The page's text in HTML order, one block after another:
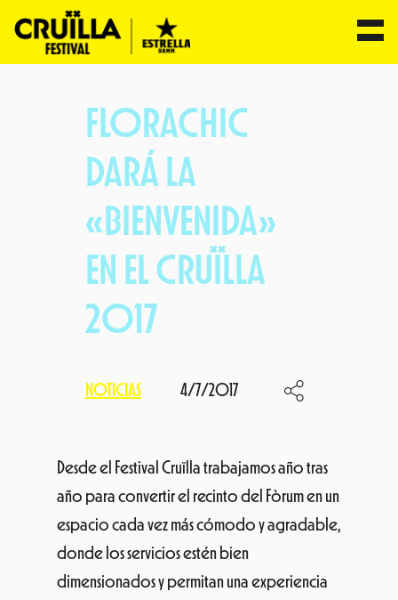
FLORACHIC
DARÁ LA
«BIENVENIDA»
EN EL CRUÏLLA
2017
NOTICIAS 4/7/2017
Desde el Festival Cruïlla trabajamosaño tras
año para convertir el recinto del Fòrum en un
espacio cada vez más cómodo y agradable,
donde los servicios estén bien
dimensionados y permitan una experiencia